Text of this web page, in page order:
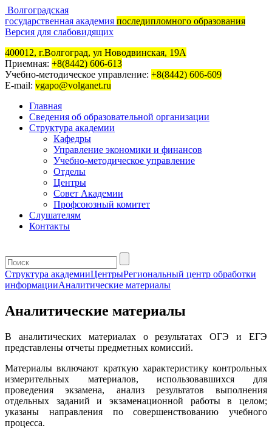
Волгоградская
государственная академия последипломного образования
Версия для слабовидящих
400012, г.Волгоград, ул Новодвинская, 19А
Приемная: +8(8442) 606-613
Учебно-методическое управление: +8(8442) 606-609
E-mail: vgapo@volganet.ru
Главная
Сведения об образовательной организации
Структура академии
Кафедры
Управление экономики и финансов
Учебно-методическое управление
Отделы
Центры
Совет Академии
Профсоюзный комитет
Слушателям
Контакты
Структура академииЦентрыРегиональный центр обработки
информацииАналитические материалы
Аналитические материалы
В аналитических материалах о результатах ОГЭ и ЕГЭ
представлены отчеты предметных комиссий.
Материалы включают краткую характеристику контрольных
измерительных материалов, использовавшихся для
проведения экзамена, анализ результатов выполнения
отдельных заданий и экзаменационной работы в целом;
указаны направления по совершенствованию учебного
процесса.